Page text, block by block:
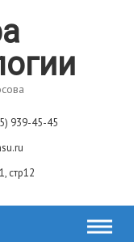
939-45-45
стр12